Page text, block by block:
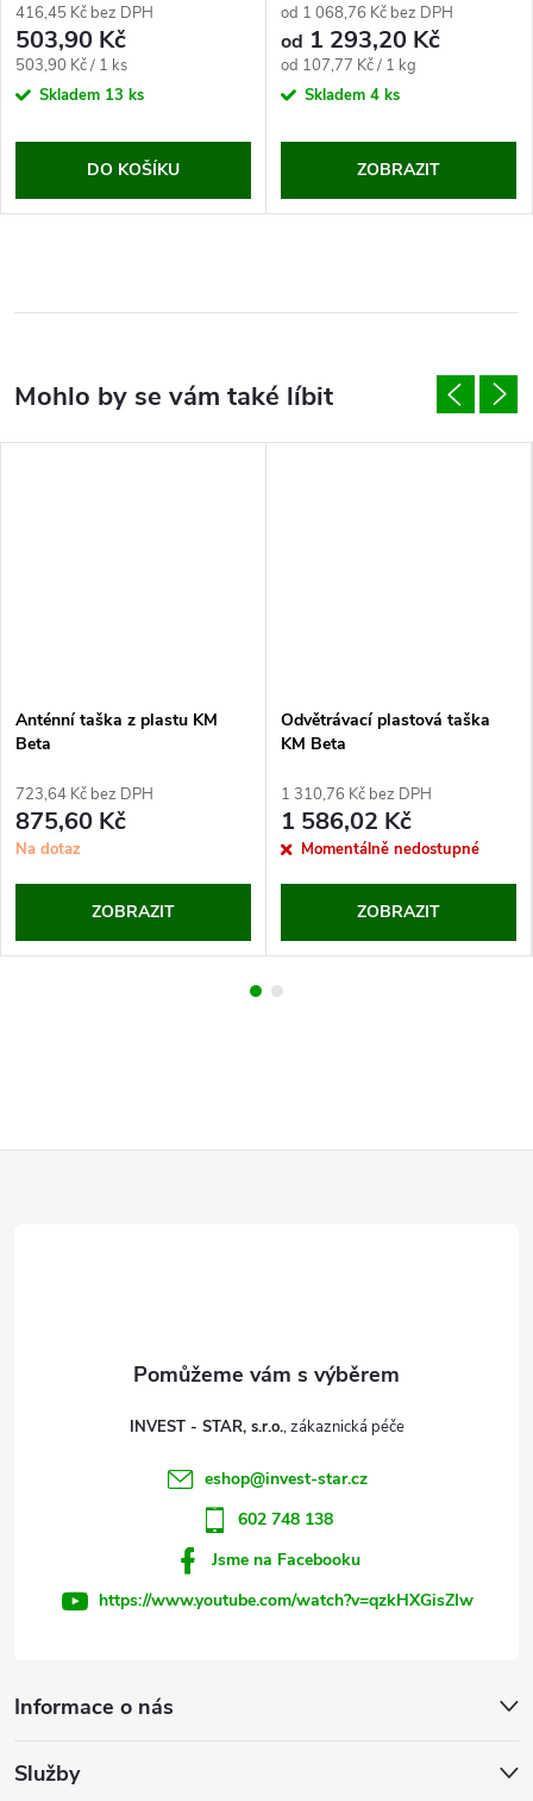
416,45 Kč bez DPH
503,90 Kč
Měrná
cena:
503,90 Kč / 1 ks
Skladem 13 ks
DO KOŠÍKU
od 1 068,76 Kč bez DPH
od 1 293,20 Kč
Měrná
cena:
od 107,77 Kč / 1 kg
Skladem 4 ks
ZOBRAZIT
Anténní taška z plastu KM
Beta
723,64 Kč bez DPH
875,60 Kč
Na dotaz
ZOBRAZIT
Odvětrávací plastová taška
KM Beta
1 310,76 Kč bez DPH
1 586,02 Kč
Momentálně nedostupné
ZOBRAZIT
Informace o nás
Služby
INVEST - STAR, s.r.o.
eshop@invest-star.cz
602 748 138
Jsme na Facebooku
https://www.youtube.com/watch?v=qzkHXGisZIw